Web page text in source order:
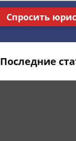
Спросить
Последние